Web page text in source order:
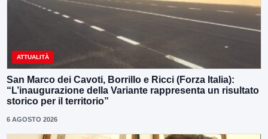
ATTUALITÀ
San Marco dei Cavoti, Borrillo e Ricci (Forza Italia):
“L’inaugurazione della Variante rappresenta un risultato
storico per il territorio”
6 AGOSTO 2026